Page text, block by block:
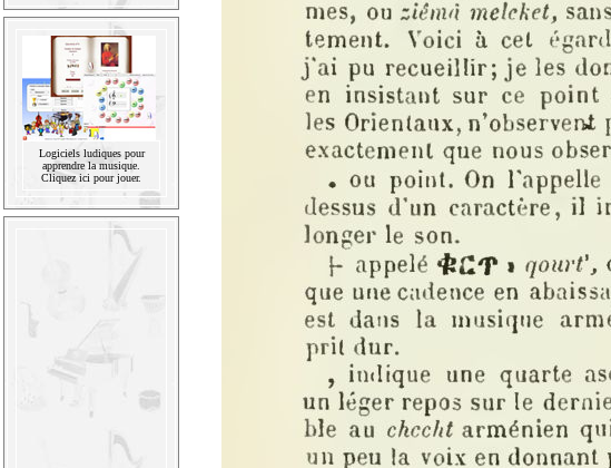
Logiciels ludiques pour
apprendre la musique.
Cliquez ici pour jouer.